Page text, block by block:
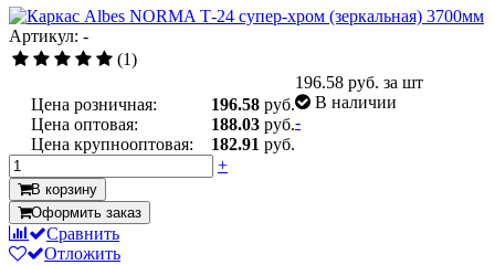
Артикул: -
(1)
Цена розничная: 196.58 руб.
Цена оптовая:
188.03 руб.
Цена крупнооптовая:
182.91 руб.
196.58 руб. за шт
В наличии
-
+
В корзину
Оформить заказ
Сравнить
Отложить